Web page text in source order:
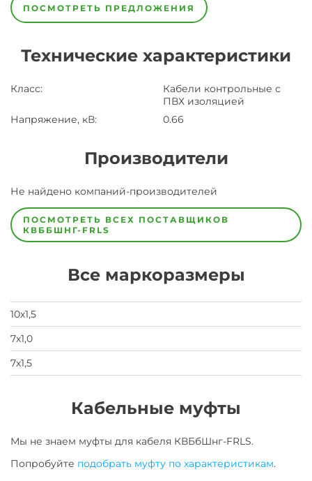
ПОСМОТРЕТЬ ПРЕДЛОЖЕНИЯ
Технические характеристики
Класс:
Кабели контрольные с
ПВХ изоляцией
Напряжение, кВ: 0.66
Производители
ЗаводЗавод-
предпочел
скрыть
свои
Не найдено компаний-производителей
ПОСМОТРЕТЬ ВСЕХ ПОСТАВЩИКОВ
КВББШНГ-FRLS
Все маркоразмеры
10х1,5
7х1,0
7х1,5
Кабельные муфты
Мы не знаем муфты для кабеля КВБбШнг-FRLS.
Попробуйте подобрать муфту по характеристикам.